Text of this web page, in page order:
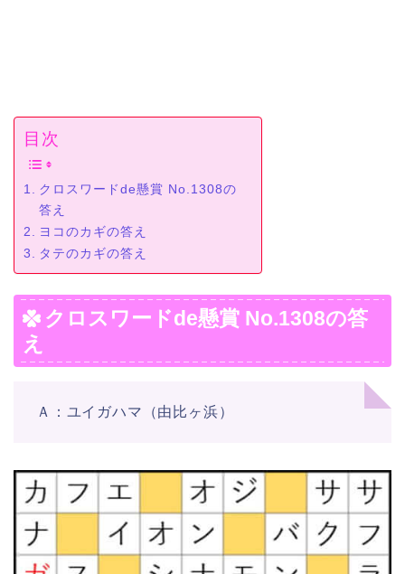
目次
クロスワードde懸賞 No.1308の
答え
ヨコのカギの答え
タテのカギの答え
クロスワードde懸賞 No.1308の答
え
Ａ：ユイガハマ（由比ヶ浜）